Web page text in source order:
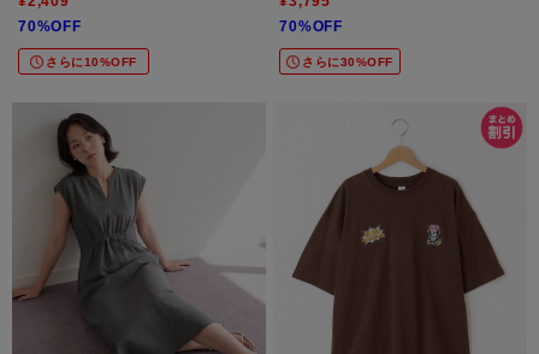
アル/デイリー/トレンド/ユニセックス】
70%OFF
さらに10%OFF
セックス】
70%OFF
さらに30%OFF